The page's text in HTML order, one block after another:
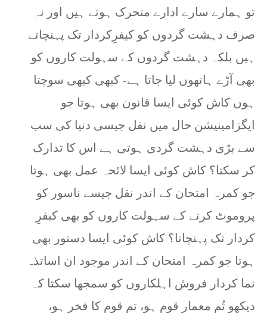
تو ہمارے سارے ادارے متحرک ہوتے ہیں اور نہ
صرف دہشت گردوں کو کیفرِکردار تک پہنچاتے
ہیں بلکہ دہشت گردوں کے سہولت کاروں کو
بھی آڑے ہاتھوں لیا جاتا ہے- کبھی کبھی سوچتا
ہوں کاش کوئی ایسا قانون بھی ہوتا جو
ایگزامینیشن حال میں نقل جیسی دنیا کی سب
سے بڑی دہشت گردی ہوتی ہے اس کا تدارک
کر سکتا؟ کاش کوئی ایسا لائحہ عمل بھی ہوتا
جو کمرہ امتحان کے اندر نقل جیسے ناسور کو
پروموٹ کرنے کے سہولت کاروں کو بھی کیفرِ
کردار تک پہنچاتا؟ کاش کوئی ایسا دستور بھی
ہوتا جو کمرہ امتحان کے اندر موجود ان اساتذہ
نما کردار فروش اہلکاروں کو سمجھا سکتا کہ
دیکھو تُم معمار قوم ہو، تم قوم کا فخر ہو،